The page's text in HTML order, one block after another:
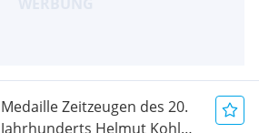
Medaille Zeitzeugen des 20.
Jahrhunderts Helmut Kohl